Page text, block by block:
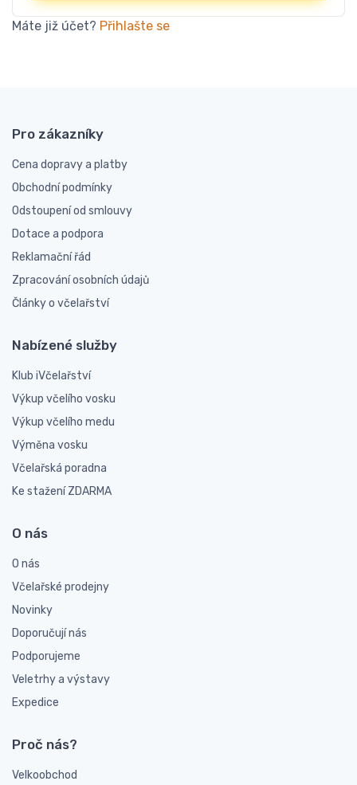
Máte již účet? Přihlašte se
Pro zákazníky
Cena dopravy a platby
Obchodní podmínky
Odstoupení od smlouvy
Dotace a podpora
Reklamační řád
Zpracování osobních údajů
Články o včelařství
Nabízené služby
Klub iVčelařství
Výkup včelího vosku
Výkup včelího medu
Výměna vosku
Včelařská poradna
Ke stažení ZDARMA
O nás
O nás
Včelařské prodejny
Novinky
Doporučují nás
Podporujeme
Veletrhy a výstavy
Expedice
Proč nás?
Velkoobchod